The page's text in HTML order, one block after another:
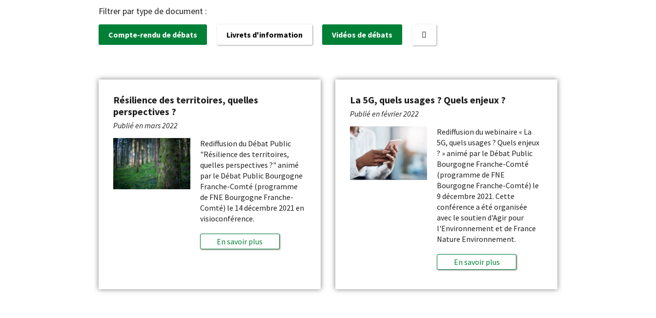
Filtrer par type de document :
Compte-rendu de débats Livrets d'information Vidéos de débats
Résilience des territoires, quelles
perspectives ?
Publié enmars 2022
Rediffusion du Débat Public
"Résilience des territoires,
quelles perspectives ?" animé
par le Débat Public Bourgogne
Franche-Comté (programme
de FNE Bourgogne Franche-
Comté) le 14 décembre 2021 en
visioconférence.
En savoir plus
La 5G, quels usages ? Quels enjeux ?
Publié en février 2022
Rediffusion du webinaire « La
5G, quels usages ? Quels enjeux
? » animé par le Débat Public
Bourgogne Franche-Comté
(programme de FNE
Bourgogne Franche-Comté) le
9 décembre 2021. Cette
conférence a été organisée
avec le soutien d'Agir pour
l'Environnement et de France
Nature Environnement.
En savoir plus